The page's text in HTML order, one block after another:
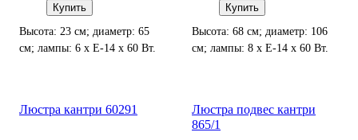
Купить
Высота: 23 см; диаметр: 65
см; лампы: 6 х Е-14 х 60 Вт.
Купить
Высота: 68 см; диаметр: 106
см; лампы: 8 х Е-14 х 60 Вт.
Люстра кантри 60291
Люстра подвес кантри
865/1